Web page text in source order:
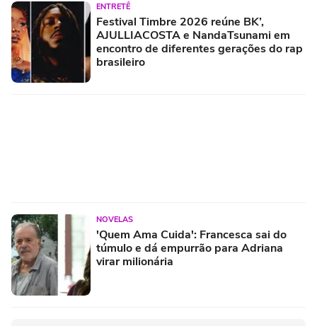
ENTRETÊ
Festival Timbre 2026 reúne BK’,
AJULLIACOSTA e NandaTsunami em
encontro de diferentes gerações do rap
brasileiro
NOVELAS
'Quem Ama Cuida': Francesca sai do
túmulo e dá empurrão para Adriana
virar milionária